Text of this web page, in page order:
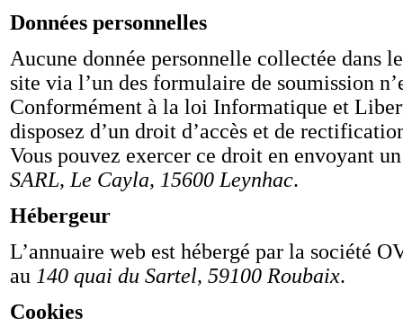
Données personnelles
Aucune donnée personnelle collectée dans
site via l’un des formulaire de soumission
Conformément à la loi Informatique et
disposez d’un droit d’accès et de
Vous pouvez exercer ce droit en envoyant
SARL, Le Cayla, 15600 Leynhac.
Hébergeur
L’annuaire web est hébergé par la société
au 140 quai du Sartel, 59100 Roubaix.
Cookies